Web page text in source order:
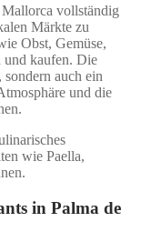
vollständig
Märkte zu
Obst, Gemüse,
und kaufen. Die
auch ein
und die
wie Paella,
in Palma de